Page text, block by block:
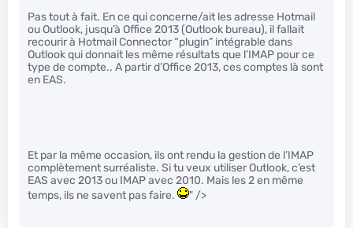
Pas tout à fait. En ce qui concerne/ait les adresse Hotmail
ou Outlook, jusqu’à Office 2013 (Outlook bureau), il fallait
recourir à Hotmail Connector “plugin” intégrable dans
Outlook qui donnait les même résultats que l’IMAP pour ce
type de compte.. A partir d’Office 2013, ces comptes là sont
en EAS.
Et par la même occasion, ils ont rendu la gestion de l’IMAP
complètement surréaliste. Si tu veux utiliser Outlook, c’est
EAS avec 2013 ou IMAP avec 2010. Mais les 2 en même
temps, ils ne savent pas faire.
" />